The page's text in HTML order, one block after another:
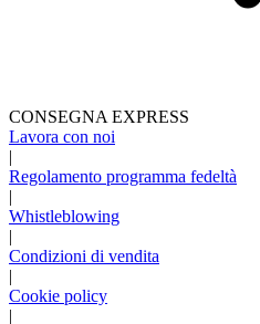
CONSEGNA EXPRESS
Lavora con noi
|
Regolamento programma fedeltà
|
Whistleblowing
|
Condizioni di vendita
|
Cookie policy
|